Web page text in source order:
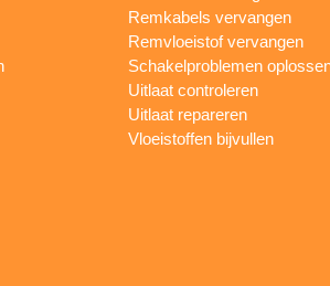
Remkabels vervangen
Remvloeistof vervangen
Schakelproblemen
Uitlaat controleren
Uitlaat repareren
Vloeistoffen bijvullen